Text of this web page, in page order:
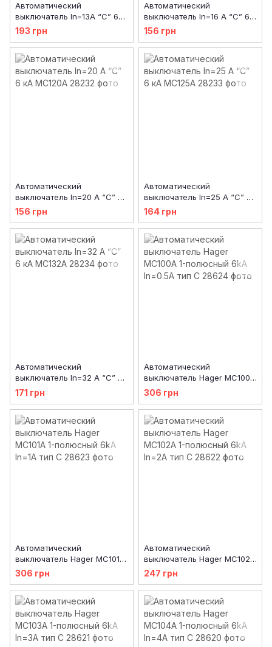
Автоматический
выключатель In=13А “C” 6
кA MC113A
193 грн
Автоматический
выключатель In=16 А “C” 6
кA MC116A
156 грн
Автоматический
выключатель In=20 А “C” 6
кA MC120A
156 грн
Автоматический
выключатель In=25 А “C” 6
кA MC125A
164 грн
Автоматический
выключатель In=32 А “C” 6
кA MC132A
171 грн
Автоматический
выключатель Hager MC100A
1-полюсный 6kA In=0.5A тип
306 грн
Автоматический
выключатель Hager MC101A
1-полюсный 6kA In=1A тип C
306 грн
Автоматический
выключатель Hager MC102A
1-полюсный 6kA In=2A тип C
247 грн